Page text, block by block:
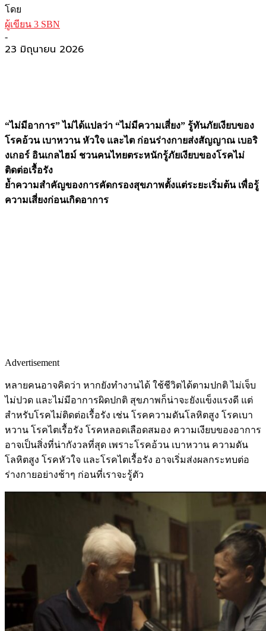
โดย
ผู้เขียน 3 SBN
-
23 มิถุนายน 2026
“ไม่มีอาการ” ไม่ได้แปลว่า “ไม่มีความเสี่ยง” รู้ทันภัยเงียบของ
โรคอ้วน เบาหวาน หัวใจ และไต ก่อนร่างกายส่งสัญญาณ เบอริ
งเกอร์ อินเกลไฮม์ ชวนคนไทยตระหนักรู้ภัยเงียบของโรคไม่
ติดต่อเรื้อรัง
ย้ำความสำคัญของการคัดกรองสุขภาพตั้งแต่ระยะเริ่มต้น เพื่อรู้
ความเสี่ยงก่อนเกิดอาการ
Advertisement
หลายคนอาจคิดว่า หากยังทำงานได้ ใช้ชีวิตได้ตามปกติ ไม่เจ็บ
ไม่ปวด และไม่มีอาการผิดปกติ สุขภาพก็น่าจะยังแข็งแรงดี แต่
สำหรับโรคไม่ติดต่อเรื้อรัง เช่น โรคความดันโลหิตสูง โรคเบา
หวาน โรคไตเรื้อรัง โรคหลอดเลือดสมอง ความเงียบของอาการ
อาจเป็นสิ่งที่น่ากังวลที่สุด เพราะโรคอ้วน เบาหวาน ความดัน
โลหิตสูง โรคหัวใจ และโรคไตเรื้อรัง อาจเริ่มส่งผลกระทบต่อ
ร่างกายอย่างช้าๆ ก่อนที่เราจะรู้ตัว